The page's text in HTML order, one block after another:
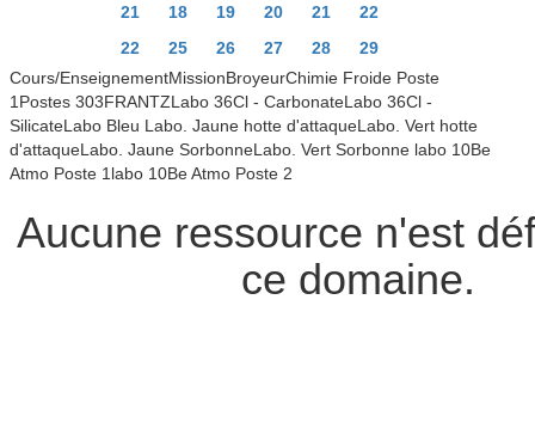
21
18 19 20 21
22
22
25 26 27 28
29
Cours/EnseignementMissionBroyeurChimie Froide Poste
1Postes 303FRANTZLabo 36Cl - CarbonateLabo 36Cl -
SilicateLabo Bleu Labo. Jaune hotte d'attaqueLabo. Vert hotte
d'attaqueLabo. Jaune SorbonneLabo. Vert Sorbonne labo 10Be
Atmo Poste 1labo 10Be Atmo Poste 2
Aucune ressource n'est
ce domaine.